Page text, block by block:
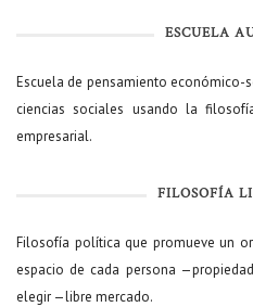
ESCUELA
Escuela de pensamiento
ciencias sociales usando la
empresarial.
FILOSOFÍA
Filosofía política que promueve un
espacio de cada persona
elegir —libre mercado.